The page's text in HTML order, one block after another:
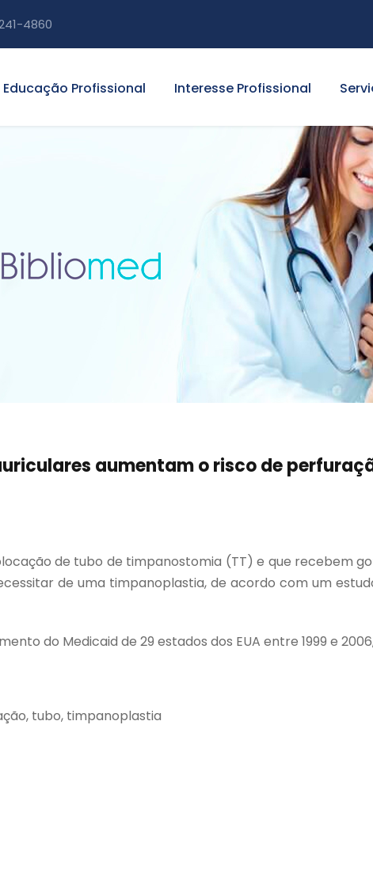
4860
Educação Profissional Interesse Profissional
aumentam o risco de
de tubo de timpanostomia (TT) e que recebem
de uma timpanoplastia, de acordo com um
do Medicaid de 29 estados dos EUA entre 1999 e
tubo, timpanoplastia